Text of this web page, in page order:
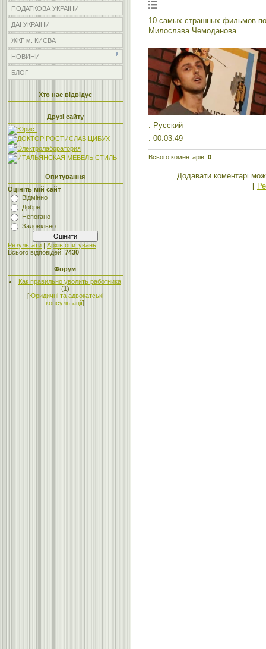
ПОДАТКОВА УКРАЇНИ
ДАІ УКРАЇНИ
ЖКГ м. КИЄВА
НОВИНИ
БЛОГ
Хто нас відвідує
Друзі сайту
Опитування
Оцініть мій сайт
Відмінно
Добре
Непогано
Задовільно
Результати | Архів опитувань
Всього відповідей: 7430
Форум
Как правильно уволить работника
(1)
[Юридичні та адвокатські
консультації]
:
10 самых страшных фильмов
Милослава Чемоданова.
: Русский
: 00:03:49
Всього коментарів: 0
Додавати коментарі
[